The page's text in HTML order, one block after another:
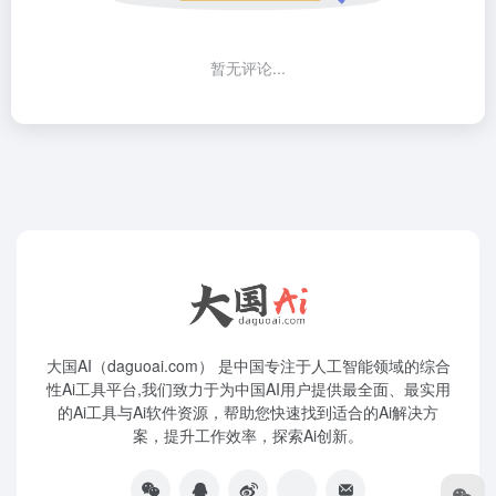
暂无评论...
大国AI（daguoai.com） 是中国专注于人工智能领域的综合
性Ai工具平台,我们致力于为中国AI用户提供最全面、最实用
的Ai工具与Ai软件资源，帮助您快速找到适合的Ai解决方
案，提升工作效率，探索Ai创新。